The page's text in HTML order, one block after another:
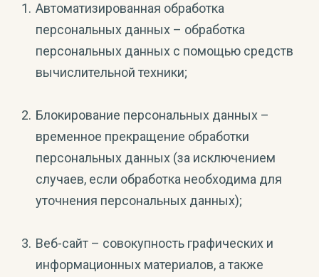
Автоматизированная обработка
персональных данных – обработка
персональных данных с помощью средств
вычислительной техники;
Блокирование персональных данных –
временное прекращение обработки
персональных данных (за исключением
случаев, если обработка необходима для
уточнения персональных данных);
Веб-сайт – совокупность графических и
информационных материалов, а также